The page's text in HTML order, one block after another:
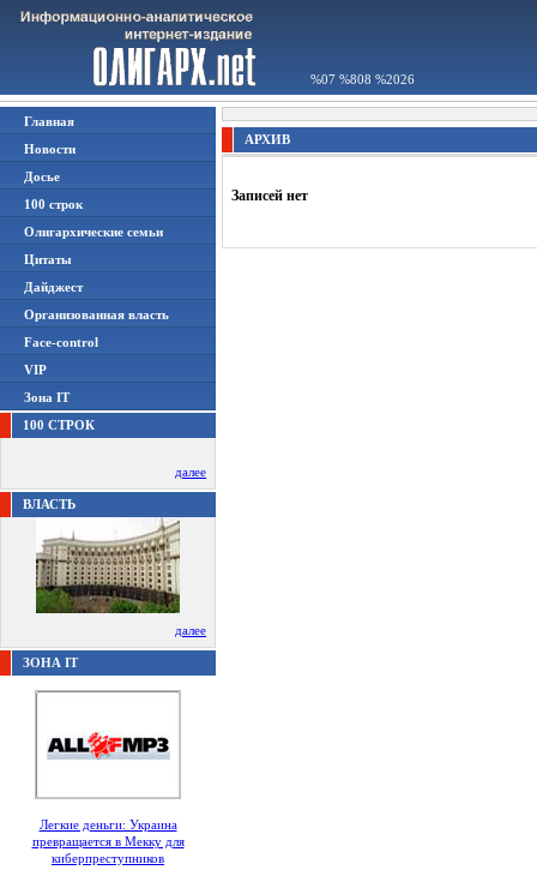
%07 %808 %2026
Главная
Новости
Досье
100 строк
Олигархические семьи
Цитаты
Дайджест
Организованная власть
Face-control
VIP
Зона IT
100 СТРОК
далее
ВЛАСТЬ
далее
ЗОНА IT
Легкие деньги: Украина
превращается в Мекку для
киберпреступников
АРХИВ
Записей нет